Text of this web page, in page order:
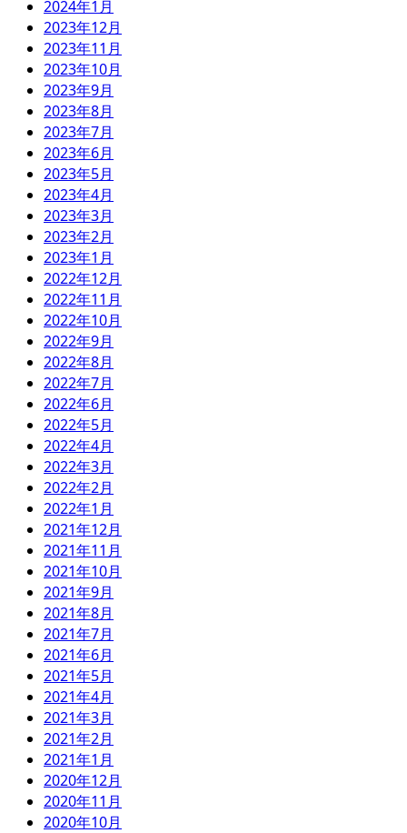
2024年1月
2023年12月
2023年11月
2023年10月
2023年9月
2023年8月
2023年7月
2023年6月
2023年5月
2023年4月
2023年3月
2023年2月
2023年1月
2022年12月
2022年11月
2022年10月
2022年9月
2022年8月
2022年7月
2022年6月
2022年5月
2022年4月
2022年3月
2022年2月
2022年1月
2021年12月
2021年11月
2021年10月
2021年9月
2021年8月
2021年7月
2021年6月
2021年5月
2021年4月
2021年3月
2021年2月
2021年1月
2020年12月
2020年11月
2020年10月